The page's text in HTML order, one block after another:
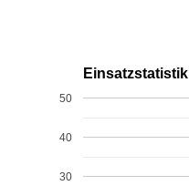
Einsatzstatistik
30
40
50